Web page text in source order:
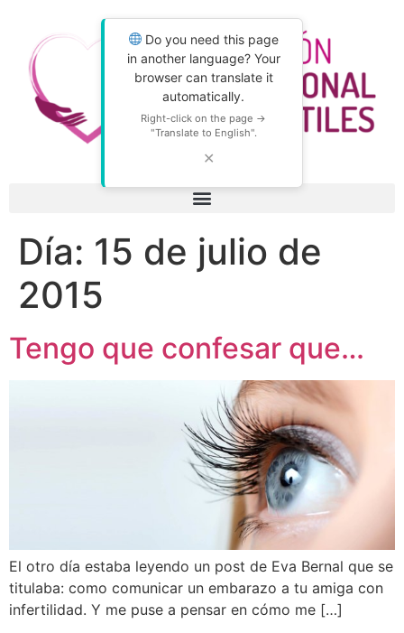
Do you need this page
in another language? Your
browser can translate it
automatically.
Right-click on the page →
"Translate to English".
✕
Día: 15 de julio de
2015
Tengo que confesar que…
El otro día estaba leyendo un post de Eva Bernal que se
titulaba: como comunicar un embarazo a tu amiga con
infertilidad. Y me puse a pensar en cómo me […]